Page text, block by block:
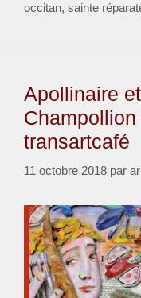
occitan, sainte
Apollinaire
transartcafé
11 octobre 2018 par